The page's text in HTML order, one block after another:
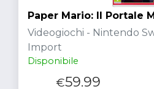
Paper Mario: Il Portale
Videogiochi - Nintendo
Import
Disponibile
€59.99